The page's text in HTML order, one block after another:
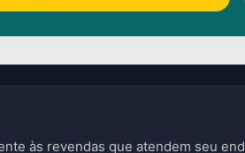
às revendas que atendem seu